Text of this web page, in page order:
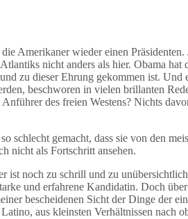
Amerikaner wieder einen Präsidenten.
nicht anders als hier. Obama
zu dieser Ehrung gekommen ist.
beschworen in vielen brillanten
des freien Westens? Nichts
gemacht, dass sie von den
nicht als Fortschritt ansehen.
noch zu schrill und zu
und erfahrene Kandidatin. Doch
bescheidenen Sicht der Dinge der
aus kleinsten Verhältnissen nach